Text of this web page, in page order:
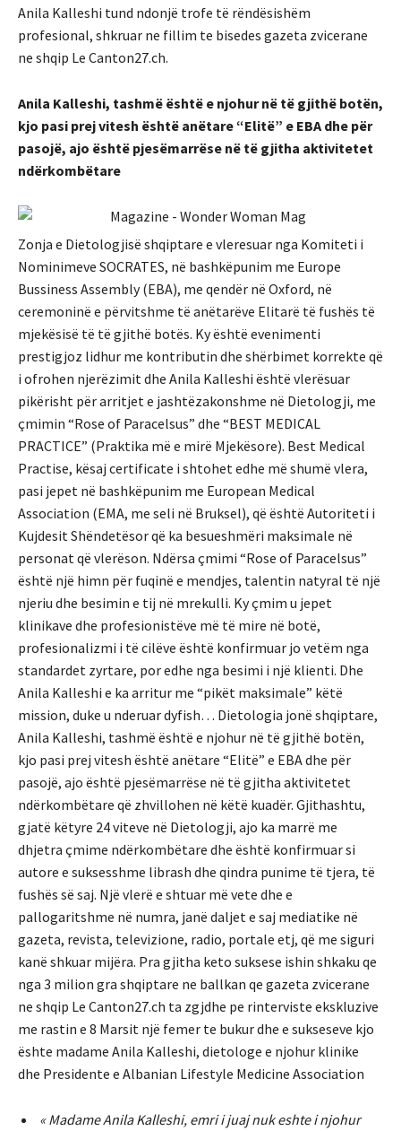
Anila Kalleshi tund ndonjë trofe të rëndësishëm
profesional, shkruar ne fillim te bisedes gazeta zvicerane
ne shqip Le Canton27.ch.
Anila Kalleshi, tashmë është e njohur në të gjithë botën,
kjo pasi prej vitesh është anëtare “Elitë” e EBA dhe për
pasojë, ajo është pjesëmarrëse në të gjitha aktivitetet
ndërkombëtare
Zonja e Dietologjisë shqiptare e vleresuar nga Komiteti i
Nominimeve SOCRATES, në bashkëpunim me Europe
Bussiness Assembly (EBA), me qendër në Oxford, në
ceremoninë e përvitshme të anëtarëve Elitarë të fushës të
mjekësisë të të gjithë botës. Ky është evenimenti
prestigjoz lidhur me kontributin dhe shërbimet korrekte që
i ofrohen njerëzimit dhe Anila Kalleshi është vlerësuar
pikërisht për arritjet e jashtëzakonshme në Dietologji, me
çmimin “Rose of Paracelsus” dhe “BEST MEDICAL
PRACTICE” (Praktika më e mirë Mjekësore). Best Medical
Practise, kësaj certificate i shtohet edhe më shumë vlera,
pasi jepet në bashkëpunim me European Medical
Association (EMA, me seli në Bruksel), që është Autoriteti i
Kujdesit Shëndetësor që ka besueshmëri maksimale në
personat që vlerëson. Ndërsa çmimi “Rose of Paracelsus”
është një himn për fuqinë e mendjes, talentin natyral të një
njeriu dhe besimin e tij në mrekulli. Ky çmim u jepet
klinikave dhe profesionistëve më të mire në botë,
profesionalizmi i të cilëve është konfirmuar jo vetëm nga
standardet zyrtare, por edhe nga besimi i një klienti. Dhe
Anila Kalleshi e ka arritur me “pikët maksimale” këtë
mission, duke u nderuar dyfish… Dietologia jonë shqiptare,
Anila Kalleshi, tashmë është e njohur në të gjithë botën,
kjo pasi prej vitesh është anëtare “Elitë” e EBA dhe për
pasojë, ajo është pjesëmarrëse në të gjitha aktivitetet
ndërkombëtare që zhvillohen në këtë kuadër. Gjithashtu,
gjatë këtyre 24 viteve në Dietologji, ajo ka marrë me
dhjetra çmime ndërkombëtare dhe është konfirmuar si
autore e suksesshme librash dhe qindra punime të tjera, të
fushës së saj. Një vlerë e shtuar më vete dhe e
pallogaritshme në numra, janë daljet e saj mediatike në
gazeta, revista, televizione, radio, portale etj, që me siguri
kanë shkuar mijëra. Pra gjitha keto suksese ishin shkaku qe
nga 3 milion gra shqiptare ne ballkan qe gazeta zvicerane
ne shqip Le Canton27.ch ta zgjdhe pe rinterviste ekskluzive
me rastin e 8 Marsit një femer te bukur dhe e sukseseve kjo
ështe madame Anila Kalleshi, dietologe e njohur klinike
dhe Presidente e Albanian Lifestyle Medicine Association
« Madame Anila Kalleshi, emri i juaj nuk eshte i njohur